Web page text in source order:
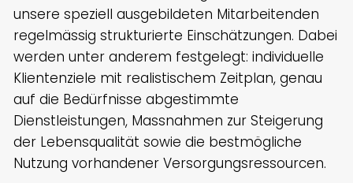
unsere speziell ausgebildeten Mitarbeitenden
regelmässig strukturierte Einschätzungen. Dabei
werden unter anderem festgelegt: individuelle
Klientenziele mit realistischem Zeitplan, genau
auf die Bedürfnisse abgestimmte
Dienstleistungen, Massnahmen zur Steigerung
der Lebensqualität sowie die bestmögliche
Nutzung vorhandener Versorgungsressourcen.